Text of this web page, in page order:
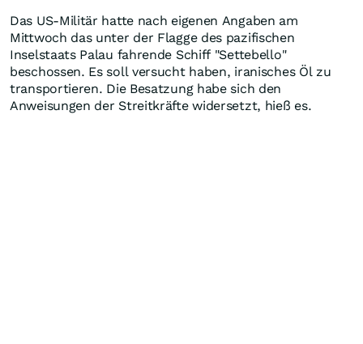
Das US-Militär hatte nach eigenen Angaben am
Mittwoch das unter der Flagge des pazifischen
Inselstaats Palau fahrende Schiff "Settebello"
beschossen. Es soll versucht haben, iranisches Öl zu
transportieren. Die Besatzung habe sich den
Anweisungen der Streitkräfte widersetzt, hieß es.